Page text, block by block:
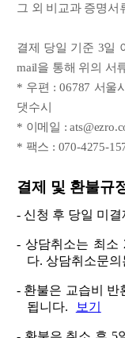
그 외 비교과 증명서
결제 당일 기준 3일
mail을 통해 위의 서
* 우편 : 06787 서울
댓수시
* 이메일 :
* 팩스 : 070-4275-
결제 및 환불규
- 신청 후 당일 미
- 상담취소는 최소
다. 상담취소문
- 환불은 교습비 반
됩니다.
보기